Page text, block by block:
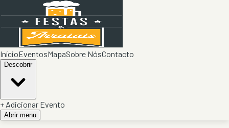
InícioEventosMapaSobre NósContacto
Descobrir
+ Adicionar Evento
Abrir menu